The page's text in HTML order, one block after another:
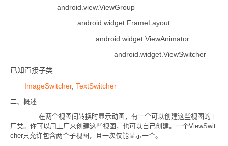
android.view.ViewGroup
android.widget.FrameLayout
android.widget.ViewAnimator
android.widget.ViewSwitcher
已知直接子类
ImageSwitcher, TextSwitcher
二、概述
在两个视图间转换时显示动画，有一个可以创建这些视图的工
厂类。你可以用工厂来创建这些视图，也可以自己创建。一个ViewSwit
cher只允许包含两个子视图，且一次仅能显示一个。